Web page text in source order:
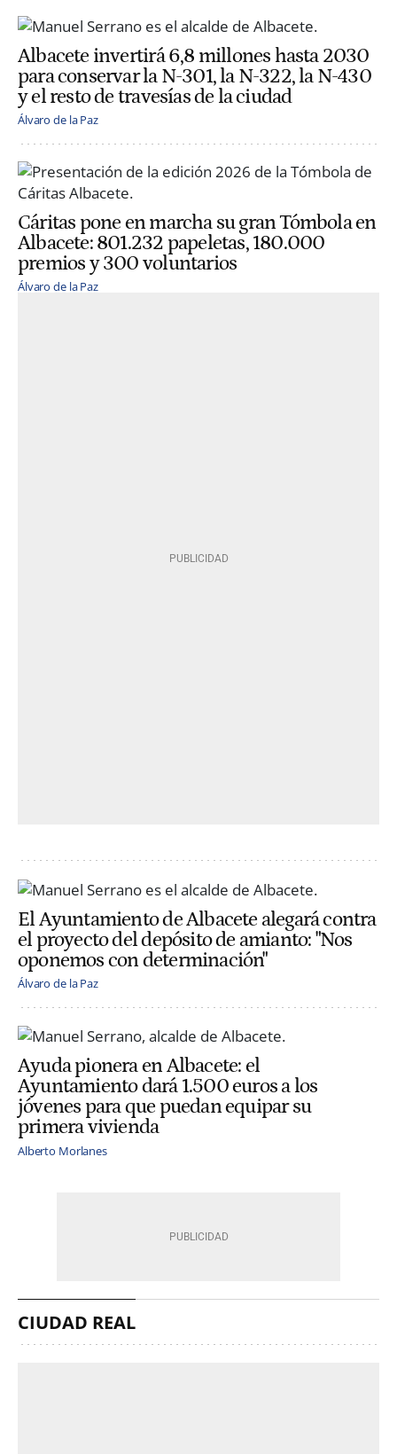
Albacete invertirá 6,8 millones hasta 2030
para conservar la N-301, la N-322, la N-430
y el resto de travesías de la ciudad
Álvaro de la Paz
Cáritas pone en marcha su gran Tómbola en
Albacete: 801.232 papeletas, 180.000
premios y 300 voluntarios
Álvaro de la Paz
El Ayuntamiento de Albacete alegará contra
el proyecto del depósito de amianto: "Nos
oponemos con determinación"
Álvaro de la Paz
Ayuda pionera en Albacete: el
Ayuntamiento dará 1.500 euros a los
jóvenes para que puedan equipar su
primera vivienda
Alberto Morlanes
CIUDAD REAL